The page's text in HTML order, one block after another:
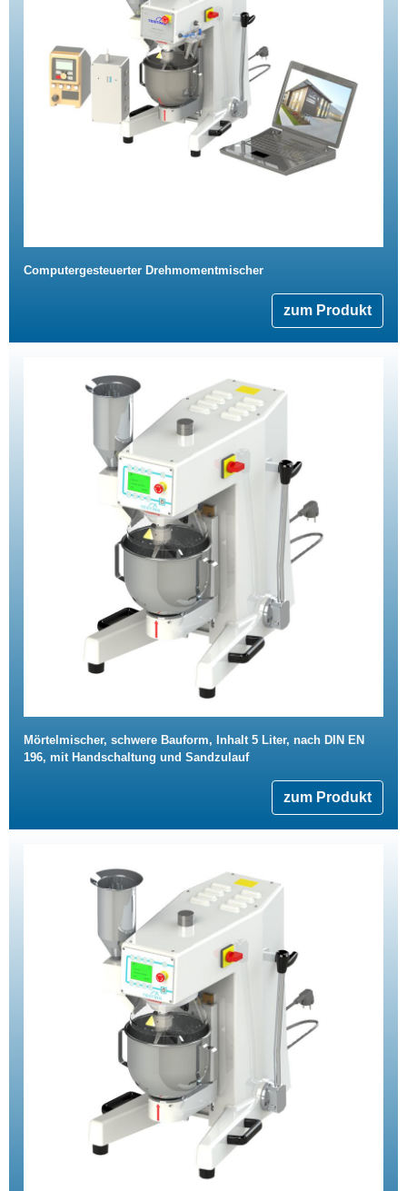
Computergesteuerter Drehmomentmischer
zum Produkt
Mörtelmischer, schwere Bauform, Inhalt 5 Liter, nach DIN EN
196, mit Handschaltung und Sandzulauf
zum Produkt